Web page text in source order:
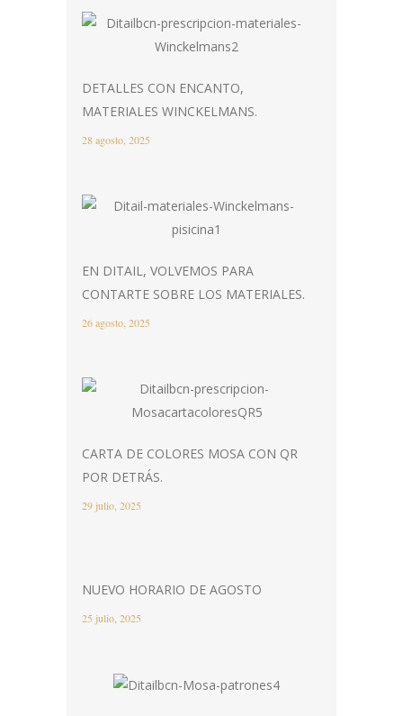
DETALLES CON ENCANTO,
MATERIALES WINCKELMANS.
28 agosto, 2025
EN DITAIL, VOLVEMOS PARA
CONTARTE SOBRE LOS MATERIALES.
26 agosto, 2025
CARTA DE COLORES MOSA CON QR
POR DETRÁS.
29 julio, 2025
NUEVO HORARIO DE AGOSTO
25 julio, 2025